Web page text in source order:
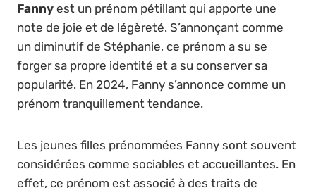
Fanny est un prénom pétillant qui apporte une
note de joie et de légèreté. S’annonçant comme
un diminutif de Stéphanie, ce prénom a su se
forger sa propre identité et a su conserver sa
popularité. En 2024, Fanny s’annonce comme un
prénom tranquillement tendance.
Les jeunes filles prénommées Fanny sont souvent
considérées comme sociables et accueillantes. En
effet, ce prénom est associé à des traits de